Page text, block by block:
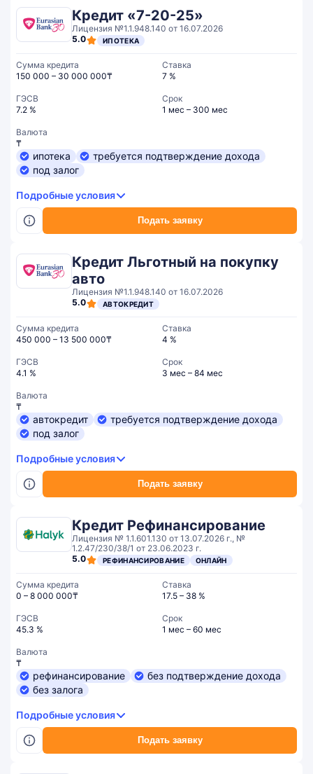
Кредит «7-20-25»
Лицензия №1.1.948.140 от 16.07.2026
5.0
ИПОТЕКА
Подать заявку
Сумма кредита
150 000 – 30 000 000₸
Ставка
7 %
ГЭСВ
7.2 %
Срок
1 мес – 300 мес
Валюта
₸
ипотека
требуется подтверждение дохода
под залог
Подробные условия
Кредит Льготный на покупку
авто
Лицензия №1.1.948.140 от 16.07.2026
5.0
АВТОКРЕДИТ
Подать заявку
Сумма кредита
450 000 – 13 500 000₸
Ставка
4 %
ГЭСВ
4.1 %
Срок
3 мес – 84 мес
Валюта
₸
автокредит
требуется подтверждение дохода
под залог
Подробные условия
Кредит Рефинансирование
Лицензия № 1.1.601.130 от 13.07.2026 г., №
1.2.47/230/38/1 от 23.06.2023 г.
5.0
РЕФИНАНСИРОВАНИЕ ОНЛАЙН
Подать заявку
Сумма кредита
0 – 8 000 000₸
Ставка
17.5 – 38 %
ГЭСВ
45.3 %
Срок
1 мес – 60 мес
Валюта
₸
рефинансирование
без подтверждение дохода
без залога
Подробные условия